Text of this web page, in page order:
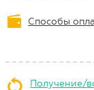
Способы
Получение/